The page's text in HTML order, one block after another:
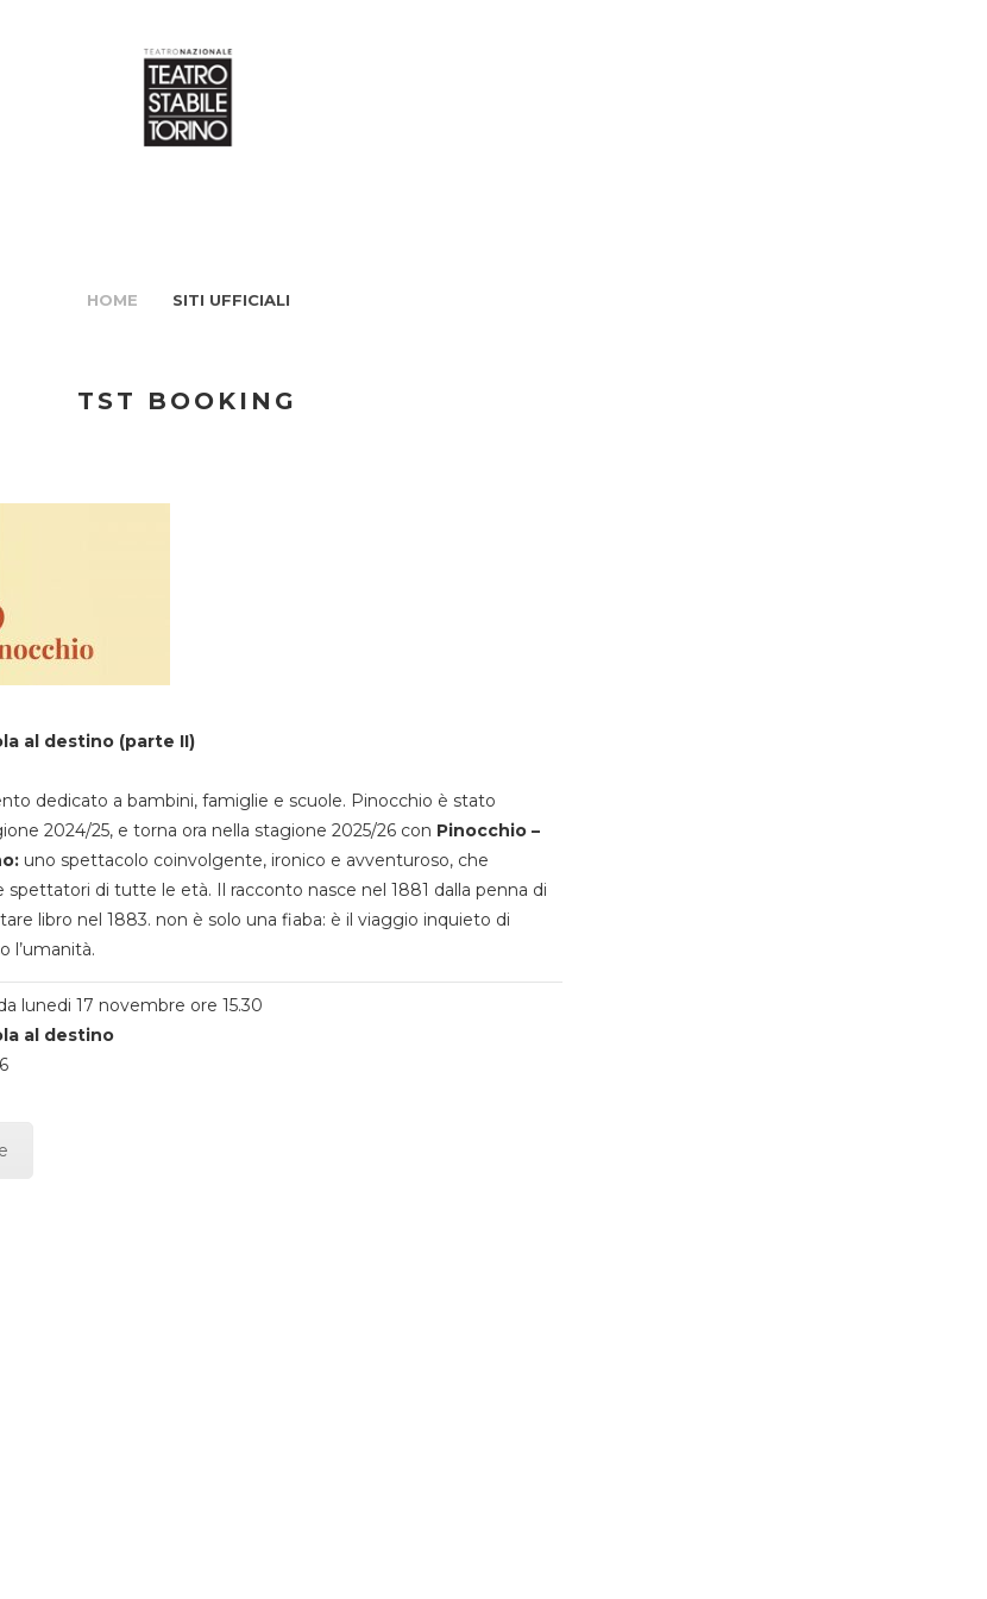
HOME SITI UFFICIALI
TST BOOKING
al destino (parte II)
dedicato a bambini, famiglie e scuole. Pinocchio è stato
2024/25, e torna ora nella stagione 2025/26 con Pinocchio –
uno spettacolo coinvolgente, ironico e avventuroso, che
spettatori di tutte le età. Il racconto nasce nel 1881 dalla penna di
libro nel 1883. non è solo una fiaba: è il viaggio inquieto di
l’umanità.
lunedi 17 novembre ore 15.30
al destino